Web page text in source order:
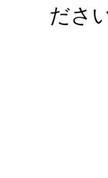
ださ